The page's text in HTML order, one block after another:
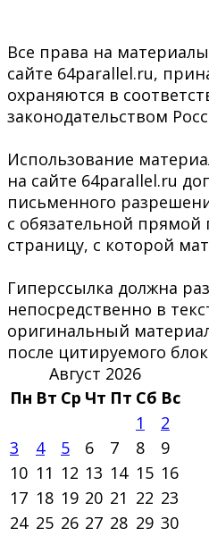
Все права на
сайте 64parallel.ru,
охраняются в
законодательством
Использование
на сайте 64parallel.ru
письменного
с обязательной прямой
страницу, с которой
Гиперссылка должна
непосредственно в
оригинальный
после цитируемого
Август 2026
Пн Вт Ср Чт Пт Сб Вс
1
2
3
4 5 6 7 8
9
10 11 12 13 14 15 16
17 18 19 20 21 22 23
24 25 26 27 28 29 30